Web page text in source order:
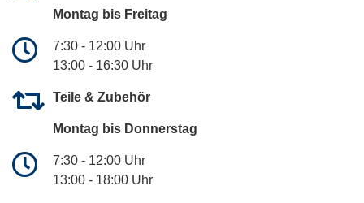
Montag bis Freitag
7:30 - 12:00 Uhr
13:00 - 16:30 Uhr
Teile & Zubehör
Montag bis Donnerstag
7:30 - 12:00 Uhr
13:00 - 18:00 Uhr